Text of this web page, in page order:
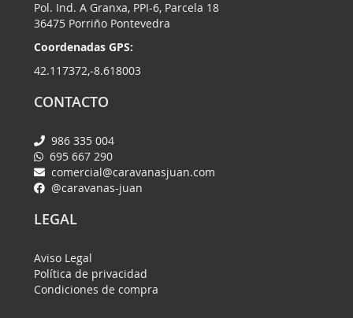
Pol. Ind. A Granxa, PPI-6, Parcela 18
36475 Porriño Pontevedra
Coordenadas GPS:
42.117372,-8.618003
CONTACTO
986 335 004
695 667 290
comercial@caravanasjuan.com
@caravanas-juan
LEGAL
Aviso Legal
Política de privacidad
Condiciones de compra